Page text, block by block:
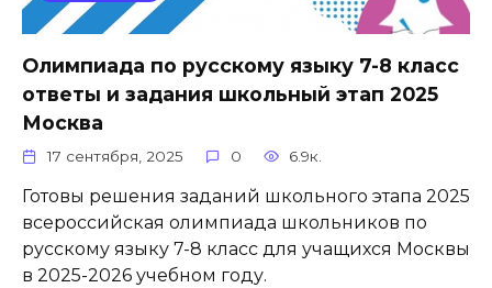
Олимпиада по русскому языку 7-8 класс
ответы и задания школьный этап 2025
Москва
17 сентября, 2025 0 6.9к.
Готовы решения заданий школьного этапа 2025
всероссийская олимпиада школьников по
русскому языку 7-8 класс для учащихся Москвы
в 2025-2026 учебном году.